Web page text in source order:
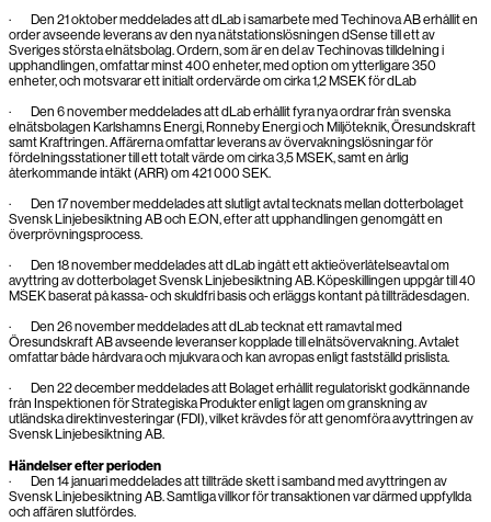
· Den 21 oktober meddelades att dLab i samarbete med Techinova AB erhållit en
order avseende leverans av den nya nätstationslösningen dSense till ett av
Sveriges största elnätsbolag. Ordern, som är en del av Techinovas tilldelning i
upphandlingen, omfattar minst 400 enheter, med option om ytterligare 350
enheter, och motsvarar ett initialt ordervärde om cirka 1,2 MSEK för dLab
· Den 6 november meddelades att dLab erhållit fyra nya ordrar från svenska
elnätsbolagen Karlshamns Energi, Ronneby Energi och Miljöteknik, Öresundskraft
samt Kraftringen. Affärerna omfattar leverans av övervakningslösningar för
fördelningsstationer till ett totalt värde om cirka 3,5 MSEK, samt en årlig
återkommande intäkt (ARR) om 421 000 SEK.
· Den 17 november meddelades att slutligt avtal tecknats mellan dotterbolaget
Svensk Linjebesiktning AB och E.ON, efter att upphandlingen genomgått en
överprövningsprocess.
· Den 18 november meddelades att dLab ingått ett aktieöverlåtelseavtal om
avyttring av dotterbolaget Svensk Linjebesiktning AB. Köpeskillingen uppgår till 40
MSEK baserat på kassa- och skuldfri basis och erläggs kontant på tillträdesdagen.
· Den 26 november meddelades att dLab tecknat ett ramavtal med
Öresundskraft AB avseende leveranser kopplade till elnätsövervakning. Avtalet
omfattar både hårdvara och mjukvara och kan avropas enligt fastställd prislista.
· Den 22 december meddelades att Bolaget erhållit regulatoriskt godkännande
från Inspektionen för Strategiska Produkter enligt lagen om granskning av
utländska direktinvesteringar (FDI), vilket krävdes för att genomföra avyttringen av
Svensk Linjebesiktning AB.
Händelser efter perioden
· Den 14 januari meddelades att tillträde skett i samband med avyttringen av
Svensk Linjebesiktning AB. Samtliga villkor för transaktionen var därmed uppfyllda
och affären slutfördes.